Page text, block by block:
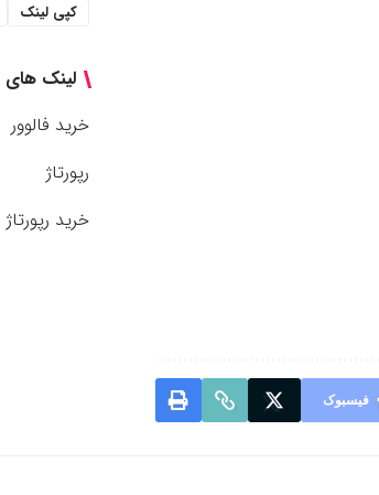
فیسبوک
کپی لینک
لینک های
خرید فالوور
رپورتاژ
خرید رپورتاژ